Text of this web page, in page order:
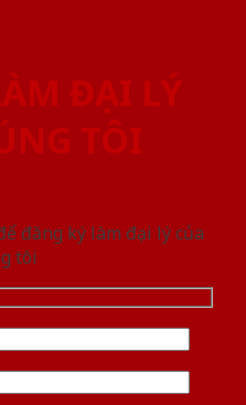
ĐẠI LÝ
TÔI
đăng ký làm đại lý của
tôi